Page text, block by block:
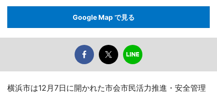
Google Map で見る
横浜市は12月7日に開かれた市会市民活力推進・安全管理